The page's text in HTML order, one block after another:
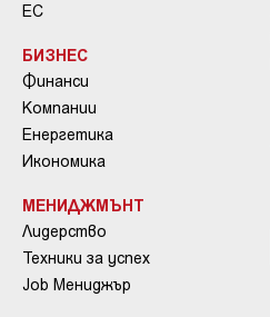
ЕС
БИЗНЕС
Финанси
Компании
Енергетика
Икономика
МЕНИДЖМЪНТ
Лидерство
Техники за успех
Job Мениджър